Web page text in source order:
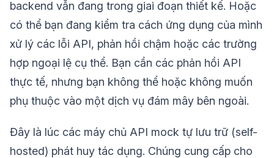
backend vẫn đang trong giai đoạn thiết kế. Hoặc
có thể bạn đang kiểm tra cách ứng dụng của mình
xử lý các lỗi API, phản hồi chậm hoặc các trường
hợp ngoại lệ cụ thể. Bạn cần các phản hồi API
thực tế, nhưng bạn không thể hoặc không muốn
phụ thuộc vào một dịch vụ đám mây bên ngoài.
Đây là lúc các máy chủ API mock tự lưu trữ (self-
hosted) phát huy tác dụng. Chúng cung cấp cho